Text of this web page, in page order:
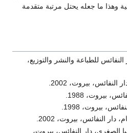
ما جعله يحتل مرتبة متقدمة
للطباعة والنشر والتوزيع،
بيروت، 2002.
1988.
بيروت، 1998.
بيروت، 2002.
دار النفائس، بيروت،